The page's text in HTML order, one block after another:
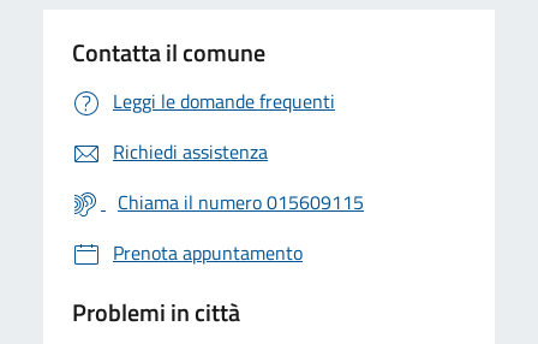
Contatta il comune
Leggi le domande frequenti
Richiedi assistenza
Chiama il numero 015609115
Prenota appuntamento
Problemi in città